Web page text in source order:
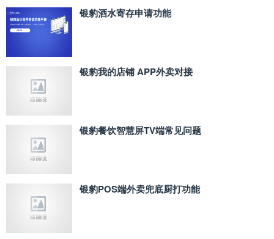
银豹酒水寄存申请功能
银豹我的店铺 APP外卖对接
银豹餐饮智慧屏TV端常见问题
银豹POS端外卖兜底厨打功能